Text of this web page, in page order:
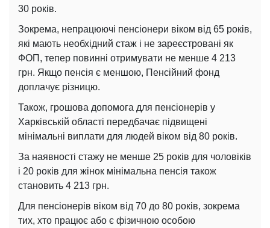
30 років.
Зокрема, непрацюючі пенсіонери віком від 65 років,
які мають необхідний стаж і не зареєстровані як
ФОП, тепер повинні отримувати не менше 4 213
грн. Якщо пенсія є меншою, Пенсійний фонд
доплачує різницю.
Також, грошова допомога для пенсіонерів у
Харківській області передбачає підвищені
мінімальні виплати для людей віком від 80 років.
За наявності стажу не менше 25 років для чоловіків
і 20 років для жінок мінімальна пенсія також
становить 4 213 грн.
Для пенсіонерів віком від 70 до 80 років, зокрема
тих, хто працює або є фізичною особою